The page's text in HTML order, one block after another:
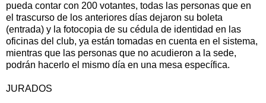
pueda contar con 200 votantes, todas las personas que en
el trascurso de los anteriores días dejaron su boleta
(entrada) y la fotocopia de su cédula de identidad en las
oficinas del club, ya están tomadas en cuenta en el sistema,
mientras que las personas que no acudieron a la sede,
podrán hacerlo el mismo día en una mesa específica.
JURADOS